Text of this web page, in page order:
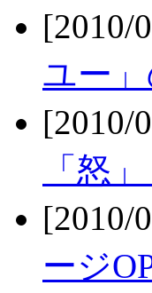
ユー
「怒
ージ